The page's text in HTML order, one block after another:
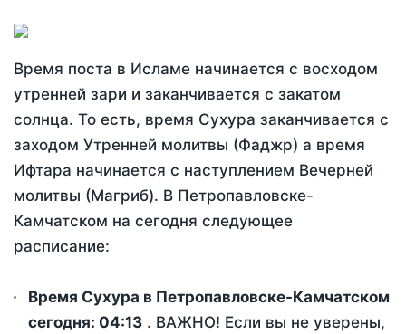
Время поста в Исламе начинается с восходом
утренней зари и заканчивается с закатом
солнца. То есть, время Сухура заканчивается с
заходом Утренней молитвы (Фаджр) а время
Ифтара начинается с наступлением Вечерней
молитвы (Магриб). В Петропавловске-
Камчатском на сегодня следующее
расписание:
Время Сухура в Петропавловске-Камчатском
сегодня: 04:13 . ВАЖНО! Если вы не уверены,